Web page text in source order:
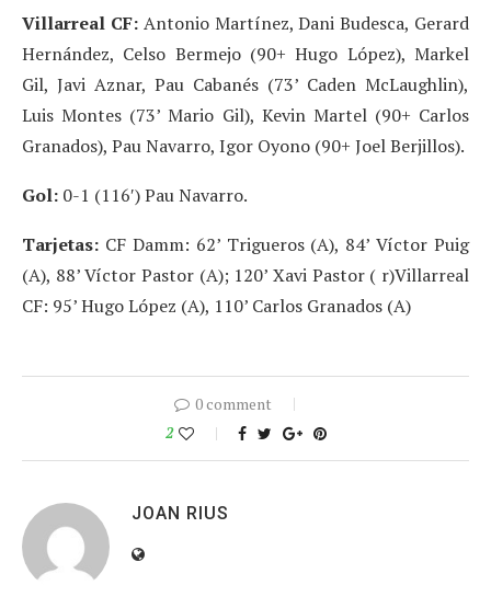
Villarreal CF:Antonio Martínez, Dani Budesca, Gerard
Hernández, Celso Bermejo (90+ Hugo López), Markel
Gil, Javi Aznar, Pau Cabanés (73’ Caden McLaughlin),
Luis Montes (73’ Mario Gil), Kevin Martel (90+ Carlos
Granados), Pau Navarro, Igor Oyono (90+ Joel Berjillos).
Gol: 0-1 (116′) Pau Navarro.
Tarjetas: CF Damm: 62’ Trigueros (A), 84’ Víctor Puig
(A), 88’ Víctor Pastor (A); 120’ Xavi Pastor ( r)Villarreal
CF: 95’ Hugo López (A), 110’ Carlos Granados (A)
0 comment
2
JOAN RIUS